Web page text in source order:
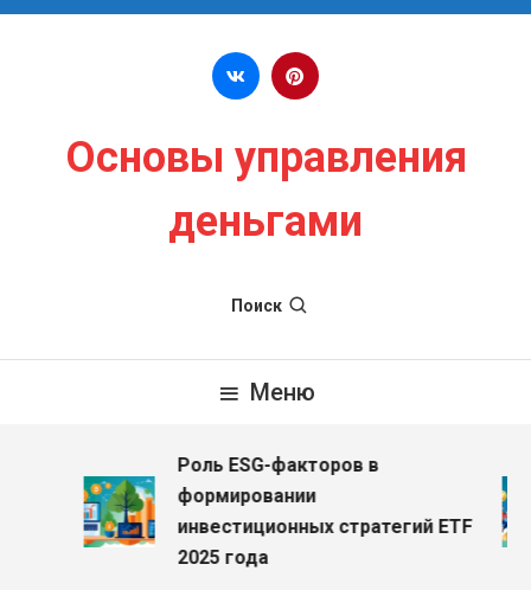
Перейти к содержимому
Основы управления
деньгами
Поиск
Меню
Роль ESG-факторов в
формировании
инвестиционных стратегий ETF
2025 года